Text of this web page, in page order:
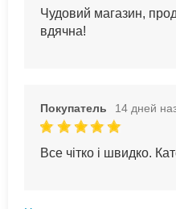
Чудовий магазин,
вдячна!
Покупатель 14 дней
Все чітко і швидко.